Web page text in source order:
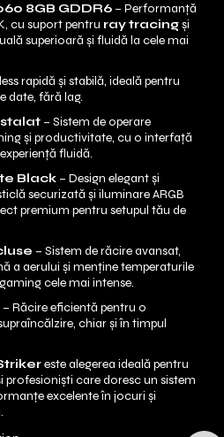
8GB GDDR6– Performanță
cu suport pentru ray tracingși
superioară și fluidă la cele mai
rapidă și stabilă, ideală pentru
date, fără lag.
– Sistem de operare
și productivitate, cu o interfață
fluidă.
Black– Design elegant și
securizată și iluminare ARGB
premium pentru setupul tău de
– Sistem de răcire avansat,
a aerului și menține temperaturile
cele mai intense.
– Răcire eficientă pentru o
chiar și în timpul
este alegerea ideală pentru
care doresc un sistem
excelente în jocuri și